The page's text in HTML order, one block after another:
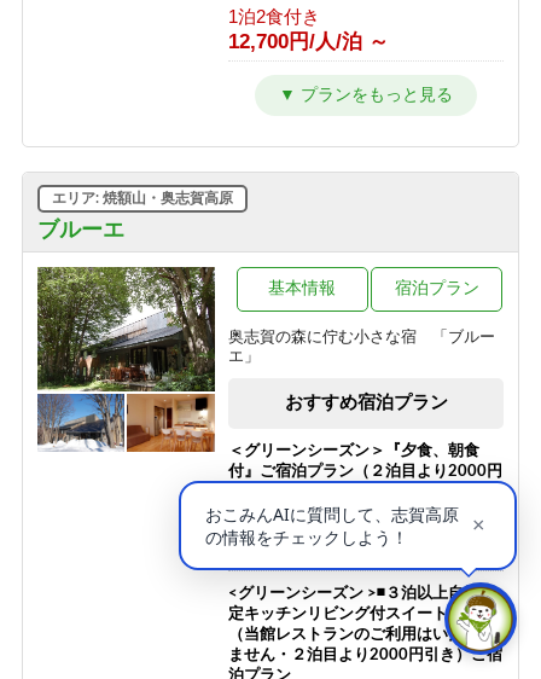
【ホタル鑑賞】日本一のゲンジボタル
の幻想的な乱舞をこの夏の思い出に！
【星空観賞】【１泊２食付き】
1泊2食付き
の自然の中で暮らすように過ごす【貸
切風呂付】【2食付連泊プラン】
99,999円/人/泊 ～
真夏でも快適！「真の避暑地・志賀高
原」で涼を満喫 チェックイン時26度
以上なら1ドリンクサービス
10,100円/人/泊 ～
1泊2食付き
12,700円/人/泊 ～
【公式ベストレート】【エコプラン・
一泊二食付】アメニティ無しでお得で
テル
12,300円/人/泊 ～
賀高原で非日常を楽しむ◆珍しいほっ
ぽ温泉◆志賀高原◆
11,200円/人/泊 ～
ブルーエ
エリア: 焼額山・奥志賀高原
奥志賀の森に佇む小さな宿 「ブルー
エ」
基本情報 宿泊プラン
おすすめ宿泊プラン
＜グリーンシーズン＞『夕食、朝食
付』ご宿泊プラン（２泊目より2000円
1泊2食付き
21,500円/人/泊 ～
<グリーンシーズン >◾️３泊以上自炊限
定キッチンリビング付スイートルーム
（当館レストランのご利用はいただけ
ません・２泊目より2000円引き）ご宿
泊プラン